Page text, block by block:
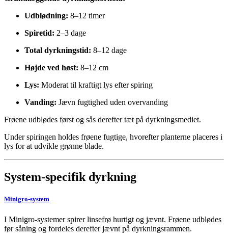
Udblødning: 8–12 timer
Spiretid: 2–3 dage
Total dyrkningstid: 8–12 dage
Højde ved høst: 8–12 cm
Lys: Moderat til kraftigt lys efter spiring
Vanding: Jævn fugtighed uden overvanding
Frøene udblødes først og sås derefter tæt på dyrkningsmediet.
Under spiringen holdes frøene fugtige, hvorefter planterne placeres i
lys for at udvikle grønne blade.
System-specifik dyrkning
Minigro-system
I Minigro-systemer spirer linsefrø hurtigt og jævnt. Frøene udblødes
før såning og fordeles derefter jævnt på dyrkningsrammen.